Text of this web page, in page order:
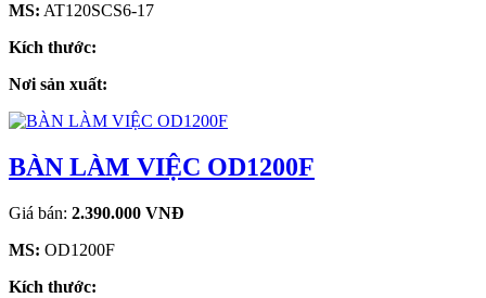
MS: AT120SCS6-17
Kích thước:
Nơi sản xuất:
BÀN LÀM VIỆC OD1200F
Giá bán: 2.390.000 VNĐ
MS: OD1200F
Kích thước: